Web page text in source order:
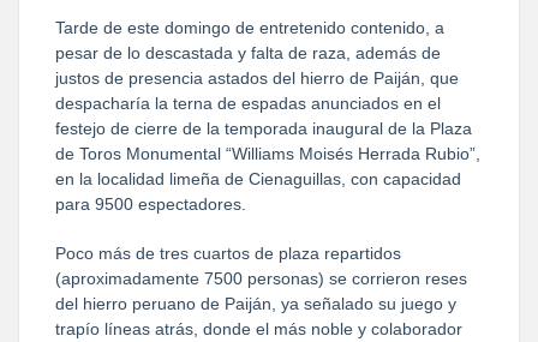
Tarde de este domingo de entretenido contenido, a
pesar de lo descastada y falta de raza, además de
justos de presencia astados del hierro de Paiján, que
despacharía la terna de espadas anunciados en el
festejo de cierre de la temporada inaugural de la Plaza
de Toros Monumental “Williams Moisés Herrada Rubio”,
en la localidad limeña de Cienaguillas, con capacidad
para 9500 espectadores.
Poco más de tres cuartos de plaza repartidos
(aproximadamente 7500 personas) se corrieron reses
del hierro peruano de Paiján, ya señalado su juego y
trapío líneas atrás, donde el más noble y colaborador